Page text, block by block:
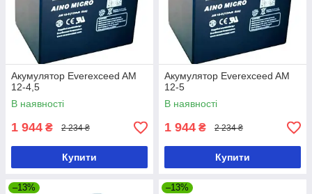
Акумулятор Everexceed AM
12-4,5
В наявності
1 944 ₴ 2 234 ₴
Купити
Акумулятор Everexceed AM
12-5
В наявності
1 944 ₴ 2 234 ₴
Купити
–13% –13%